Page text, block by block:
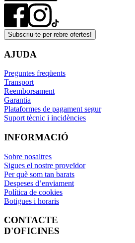
Subscriu-te per rebre ofertes!
AJUDA
Preguntes freqüents
Transport
Reemborsament
Garantia
Plataformes de pagament segur
Suport tècnic i incidències
INFORMACIÓ
Sobre nosaltres
Sigues el nostre proveïdor
Per què som tan barats
Despeses d’enviament
Política de cookies
Botigues i horaris
CONTACTE
D'OFICINES